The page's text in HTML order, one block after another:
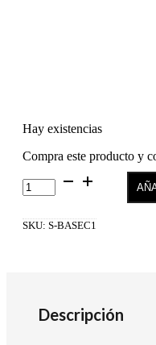
Hay existencias
Compra este producto y
Semilac
Collagen
Milky
SKU: S-BASEC1
Descripción